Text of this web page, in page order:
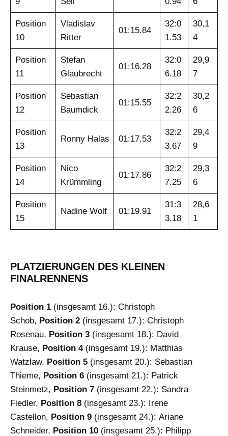
Position
10
Vladislav
Ritter
01:15.84
32:0
1.53
30,1
4
Position
11
Stefan
Glaubrecht
01:16.28
32:0
6.18
29,9
7
Position
12
Sebastian
Baumdick
01:15.55
32:2
2.26
30,2
6
Position
13
Ronny Halas 01:17.53
32:2
3.67
29,4
9
Position
14
Nico
Krümmling
01:17.86
32:2
7.25
29,3
6
Position
15
Nadine Wolf 01:19.91
31:3
3.18
28,6
1
PLATZIERUNGEN DES KLEINEN
FINALRENNENS
Position 1 (insgesamt 16.): Christoph
Schob, Position 2 (insgesamt 17.): Christoph
Rosenau, Position 3 (insgesamt 18.): David
Krause, Position 4(insgesamt 19.): Matthias
Watzlaw, Position 5 (insgesamt 20.): Sebastian
Thieme, Position 6 (insgesamt 21.): Patrick
Steinmetz, Position 7 (insgesamt 22.): Sandra
Fiedler, Position 8 (insgesamt 23.): Irene
Castellon, Position 9 (insgesamt 24.): Ariane
Schneider, Position 10 (insgesamt 25.): Philipp